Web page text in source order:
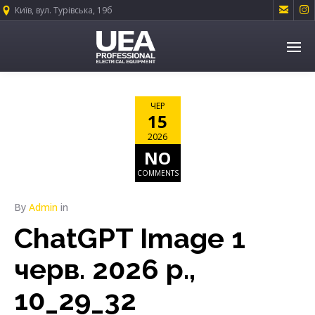
Київ, вул. Турівська, 19б  
ЧЕР
15
2026
NO
COMMENTS
By Admin in
ChatGPT Image 1
черв. 2026 р.,
10_29_32